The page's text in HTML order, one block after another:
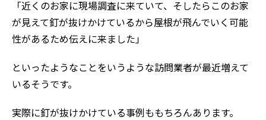
「近くのお家に現場調査に来ていて、そしたらこのお家
が見えて釘が抜けかけているから屋根が飛んでいく可能
性があるため伝えに来ました」
といったようなことをいうような訪問業者が最近増えて
いるそうです。
実際に釘が抜けかけている事例ももちろんあります。